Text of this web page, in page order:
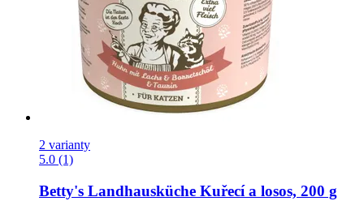
2 varianty
5.0 (1)
Betty's Landhausküche Kuřecí a losos, 200 g